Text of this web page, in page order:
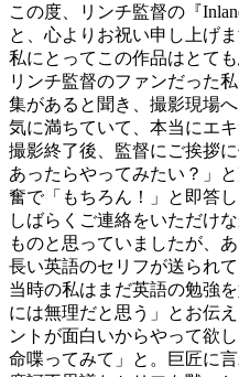
この度、リンチ監督の『
と、心よりお祝い申し上げま
私にとってこの作品はとて
リンチ監督のファンだった
集があると聞き、撮影現場
気に満ちていて、本当にエ
撮影終了後、監督にご挨拶
あったらやってみたい？」
奮で「もちろん！」と即答
しばらくご連絡をいただけ
ものと思っていましたが、
長い英語のセリフが送られて
当時の私はまだ英語の勉強
には無理だと思う」とお伝
ントが面白いからやって欲
命喋ってみて」と。巨匠に